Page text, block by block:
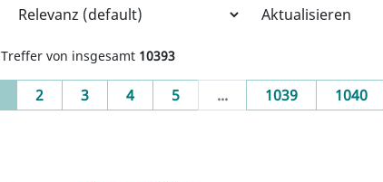
Aktualisieren
Treffer von insgesamt 10393
(current)
2 3 4 5 ... 1039 1040